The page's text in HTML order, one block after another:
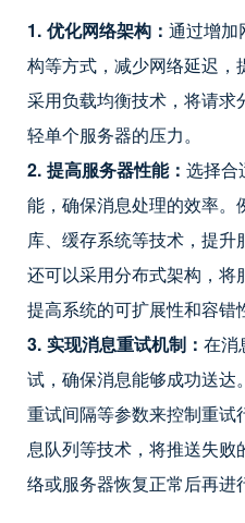
1. 优化网络架构： 通过增加
构等方式，减少网络延迟，
采用负载均衡技术，将请
轻单个服务器的压力。
2. 提高服务器性能： 选择合
能，确保消息处理的效率。
库、缓存系统等技术，提升
还可以采用分布式架构，将
提高系统的可扩展性和容错
3. 实现消息重试机制： 在消
试，确保消息能够成功送达
重试间隔等参数来控制重试
息队列等技术，将推送失败
络或服务器恢复正常后再进